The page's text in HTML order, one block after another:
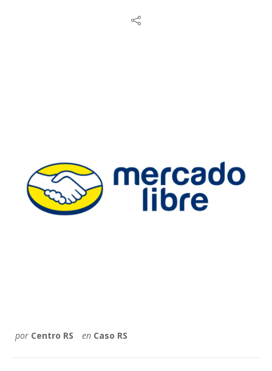
por Centro RS en Caso RS